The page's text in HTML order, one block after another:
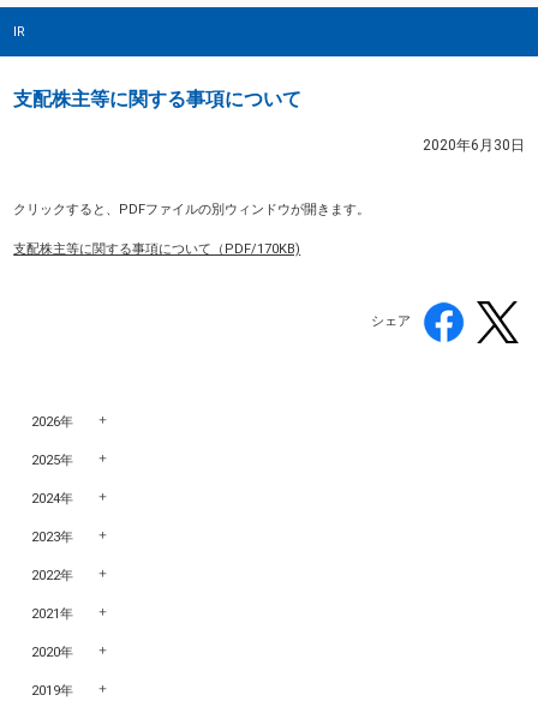
IR
支配株主等に関する事項について
2020年6月30日
クリックすると、PDFファイルの別ウィンドウが開きます。
支配株主等に関する事項について（PDF/170KB)
シェア
2026年
2025年
2024年
2023年
2022年
2021年
2020年
2019年